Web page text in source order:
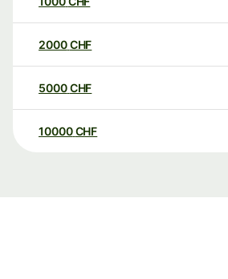
2000CHF
5000CHF
10000 CHF